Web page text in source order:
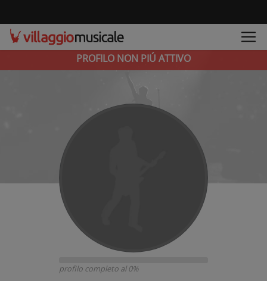
PROFILO NON PIÚ ATTIVO
profilo completo al 0%